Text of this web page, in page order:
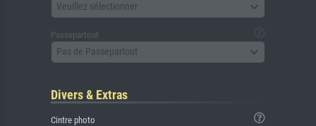
Veuillez sélectionner
Passepartout
Pas de Passepartout
Divers & Extras
Cintre photo